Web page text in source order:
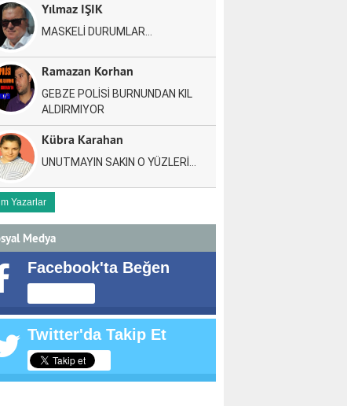
Yılmaz IŞIK
MASKELİ DURUMLAR…
Ramazan Korhan
GEBZE POLİSİ BURNUNDAN KIL
ALDIRMIYOR
Kübra Karahan
UNUTMAYIN SAKIN O YÜZLERİ…
Yazarlar
Medya
Facebook'ta Beğen
Twitter'da Takip Et